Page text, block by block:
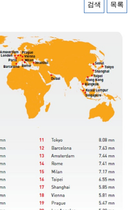
검색 목록